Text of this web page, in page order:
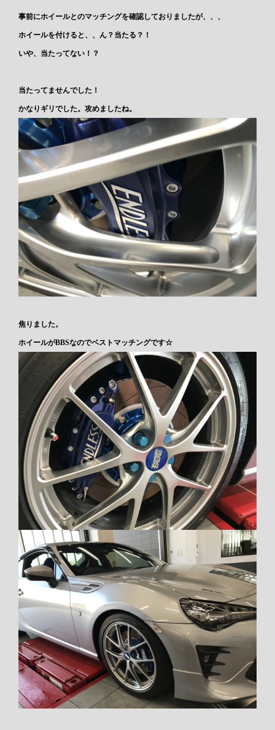
事前にホイールとのマッチングを確認しておりましたが、、、
ホイールを付けると、、ん？当たる？！
いや、 当たってない！？
当たってませんでした！
かなりギリでした。攻めましたね。
焦りました。
ホイールがBBSなのでベストマッチングです☆